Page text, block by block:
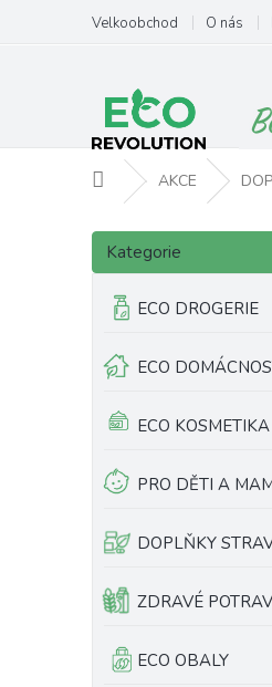
obsah
Velkoobchod O nás
Domů AKCE
P
s
n
n
Přeskočit
kategorie
Kategorie
ECO DROGERIE
ECO
ECO KOSMETIKA
PRO DĚTI A
DOPLŇKY
ZDRAVÉ
ECO OBALY